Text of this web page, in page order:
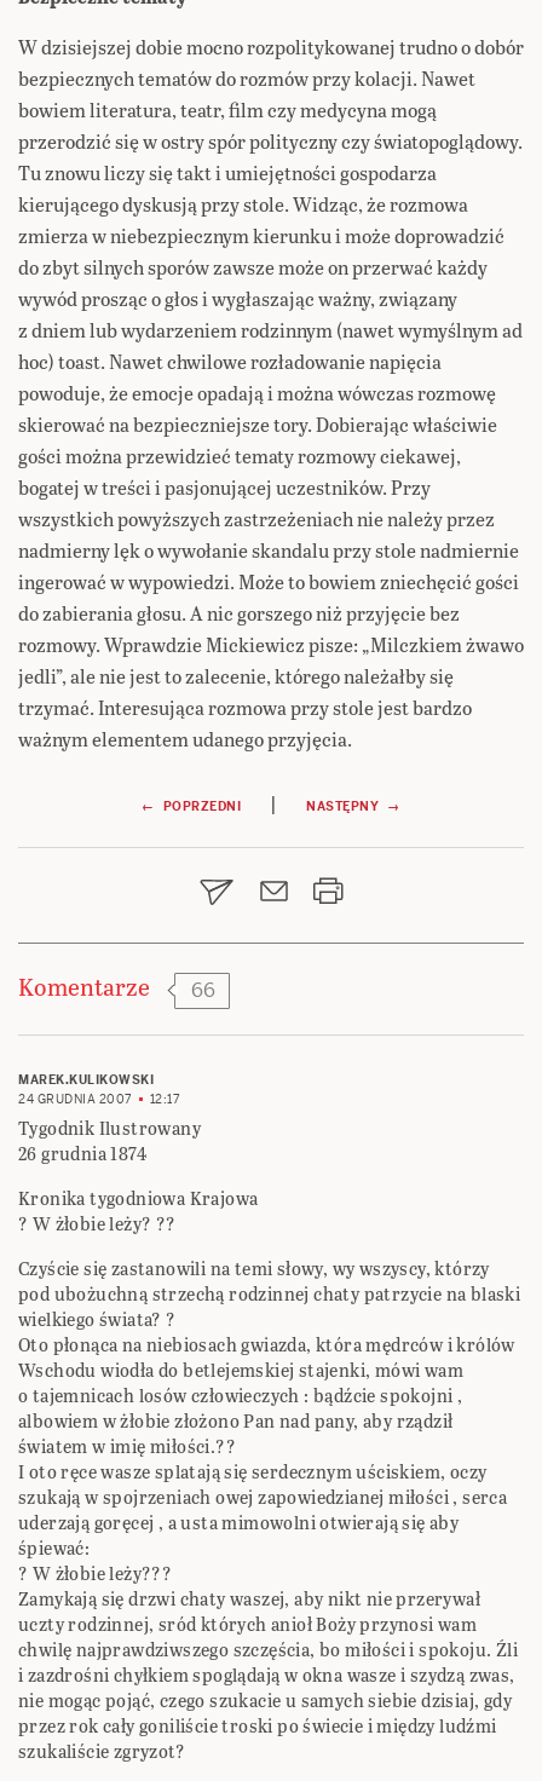
W dzisiejszej dobie mocno rozpolitykowanej trudno o dobór
bezpiecznych tematów do rozmów przy kolacji. Nawet
bowiem literatura, teatr, film czy medycyna mogą
przerodzić się w ostry spór polityczny czy światopoglądowy.
Tu znowu liczy się takt i umiejętności gospodarza
kierującego dyskusją przy stole. Widząc, że rozmowa
zmierza w niebezpiecznym kierunku i może doprowadzić
do zbyt silnych sporów zawsze może on przerwać każdy
wywód prosząc o głos i wygłaszając ważny, związany
z dniem lub wydarzeniem rodzinnym (nawet wymyślnym ad
hoc) toast. Nawet chwilowe rozładowanie napięcia
powoduje, że emocje opadają i można wówczas rozmowę
skierować na bezpieczniejsze tory. Dobierając właściwie
gości można przewidzieć tematy rozmowy ciekawej,
bogatej w treści i pasjonującej uczestników. Przy
wszystkich powyższych zastrzeżeniach nie należy przez
nadmierny lęk o wywołanie skandalu przy stole nadmiernie
ingerować w wypowiedzi. Może to bowiem zniechęcić gości
do zabierania głosu. A nic gorszego niż przyjęcie bez
rozmowy. Wprawdzie Mickiewicz pisze: „Milczkiem żwawo
jedli”, ale nie jest to zalecenie, którego należałby się
trzymać. Interesująca rozmowa przy stole jest bardzo
ważnym elementem udanego przyjęcia.
Nawigacja
wpisu
← POPRZEDNI | NASTĘPNY →
Komentarze 66
MAREK.KULIKOWSKI
24 GRUDNIA 2007
12:17
Tygodnik Ilustrowany
26 grudnia 1874
Kronika tygodniowa Krajowa
? W żłobie leży? ??
Czyście się zastanowili na temi słowy, wy wszyscy, którzy
pod ubożuchną strzechą rodzinnej chaty patrzycie na blaski
wielkiego świata? ?
Oto płonąca na niebiosach gwiazda, która mędrców i królów
Wschodu wiodła do betlejemskiej stajenki, mówi wam
o tajemnicach losów człowieczych : bądźcie spokojni ,
albowiem w żłobie złożono Pan nad pany, aby rządził
światem w imię miłości.??
I oto ręce wasze splatają się serdecznym uściskiem, oczy
szukają w spojrzeniach owej zapowiedzianej miłości , serca
uderzają goręcej , a usta mimowolni otwierają się aby
śpiewać:
? W żłobie leży???
Zamykają się drzwi chaty waszej, aby nikt nie przerywał
uczty rodzinnej, sród których anioł Boży przynosi wam
chwilę najprawdziwszego szczęścia, bo miłości i spokoju. Źli
i zazdrośni chyłkiem spoglądają w okna wasze i szydzą zwas,
nie mogąc pojąć, czego szukacie u samych siebie dzisiaj, gdy
przez rok cały goniliście troski po świecie i między ludźmi
szukaliście zgryzot?